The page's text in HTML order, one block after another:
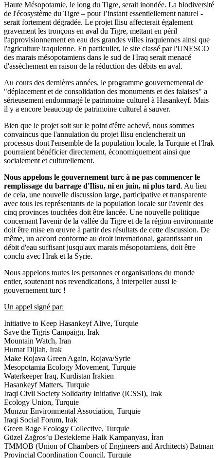
Haute Mésopotamie, le long du Tigre, serait inondée. La biodiversité
de l'écosystème du Tigre – pour l’instant essentiellement naturel -
serait fortement dégradée. Le projet Ilisu affecterait également
gravement les tronçons en aval du Tigre, mettant en péril
l'approvisionnement en eau des grandes villes iraquiennes ainsi que
l'agriculture iraquienne. En particulier, le site classé par l'UNESCO
des marais mésopotamiens dans le sud de l'Iraq serait menacé
d'assèchement en raison de la réduction des débits en aval.
Au cours des dernières années, le programme gouvernemental de
"déplacement et de consolidation des monuments et des falaises" a
sérieusement endommagé le patrimoine culturel à Hasankeyf. Mais
il y a encore beaucoup de patrimoine culturel à sauver.
Bien que le projet soit sur le point d'être achevé, nous sommes
convaincus que l'annulation du projet Ilisu enclencherait un
processus dont l'ensemble de la population locale, la Turquie et l'Irak
pourraient bénéficier directement, économiquement ainsi que
socialement et culturellement.
Nous appelons le gouvernement turc à ne pas commencer le
remplissage du barrage d'Ilisu, ni en juin, ni plus tard. Au lieu
de cela, une nouvelle discussion large, participative et transparente
avec tous les représentants de la population locale sur l'avenir des
cinq provinces touchées doit être lancée. Une nouvelle politique
concernant l'avenir de la vallée du Tigre et de la région environnante
doit être mise en œuvre à partir des résultats de cette discussion. De
même, un accord conforme au droit international, garantissant un
débit d'eau suffisant jusqu'aux marais mésopotamiens, doit être
conclu avec l'Irak et la Syrie.
Nous appelons toutes les personnes et organisations du monde
entier, soutenant nos revendications, à interpeller aussi le
gouvernement turc !
Un appel signé par:
Initiative to Keep Hasankeyf Alive, Turquie
Save the Tigris Campaign, Irak
Mountain Watch, Iran
Humat Dijlah, Irak
Make Rojava Green Again, Rojava/Syrie
Mesopotamia Ecology Movement, Turquie
Waterkeeper Iraq, Kurdistan Irakien
Hasankeyf Matters, Turquie
Iraqi Civil Society Solidarity Initiative (ICSSI), Irak
Ecology Union, Turquie
Munzur Environmental Association, Turquie
Iraqi Social Forum, Irak
Green Rage Ecology Collective, Turquie
Güzel Zağros’u Destekleme Halk Kampanyası, İran
TMMOB (Union of Chambers of Engineers and Architects) Batman
Provincial Coordination Council, Turquie